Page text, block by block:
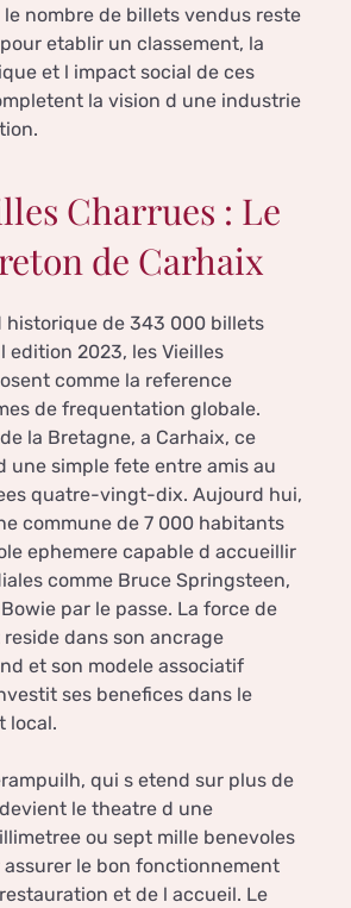
le nombre de billets vendus reste
etablir un classement, la
et l impact social de ces
la vision d une industrie
Charrues : Le
de Carhaix
historique de 343 000 billets
edition 2023, les Vieilles
comme la reference
de frequentation globale.
la Bretagne, a Carhaix, ce
une simple fete entre amis au
quatre-vingt-dix. Aujourd hui,
commune de 7 000 habitants
ephemere capable d accueillir
comme Bruce Springsteen,
par le passe. La force de
dans son ancrage
et son modele associatif
ses benefices dans le
local.
qui s etend sur plus de
le theatre d une
ou sept mille benevoles
le bon fonctionnement
et de l accueil. Le